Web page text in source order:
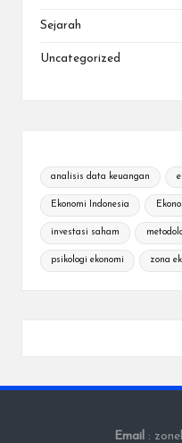
Sejarah
Uncategorized
analisis data keuangan
Ekonomi Indonesia
investasi saham
psikologi ekonomi zona
Email :